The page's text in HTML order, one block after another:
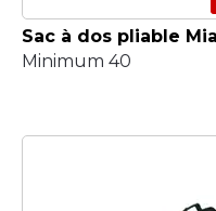
Sac à dos pliable
Minimum 40